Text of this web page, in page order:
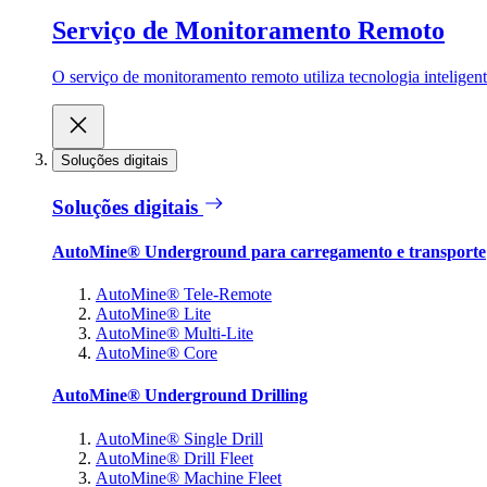
Serviço de Monitoramento Remoto
O serviço de monitoramento remoto utiliza tecnologia
Soluções digitais
Soluções digitais
AutoMine® Underground para carregamento e transporte
AutoMine® Tele-Remote
AutoMine® Lite
AutoMine® Multi-Lite
AutoMine® Core
AutoMine® Underground Drilling
AutoMine® Single Drill
AutoMine® Drill Fleet
AutoMine® Machine Fleet